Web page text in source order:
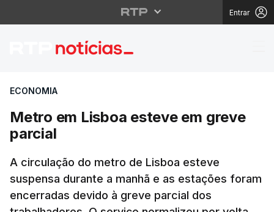
Entrar
Metro em Lisboa
ECONOMIA
Metro em Lisboa esteve em greve
parcial
A circulação do metro de Lisboa esteve
suspensa durante a manhã e as estações foram
encerradas devido à greve parcial dos